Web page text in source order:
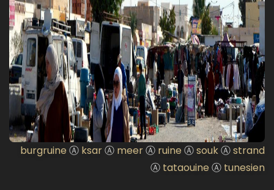
burgruine Ⓐ ksarⒶ meerⒶ ruine ⒶsoukⒶstrand
Ⓐ tataouine Ⓐ tunesien